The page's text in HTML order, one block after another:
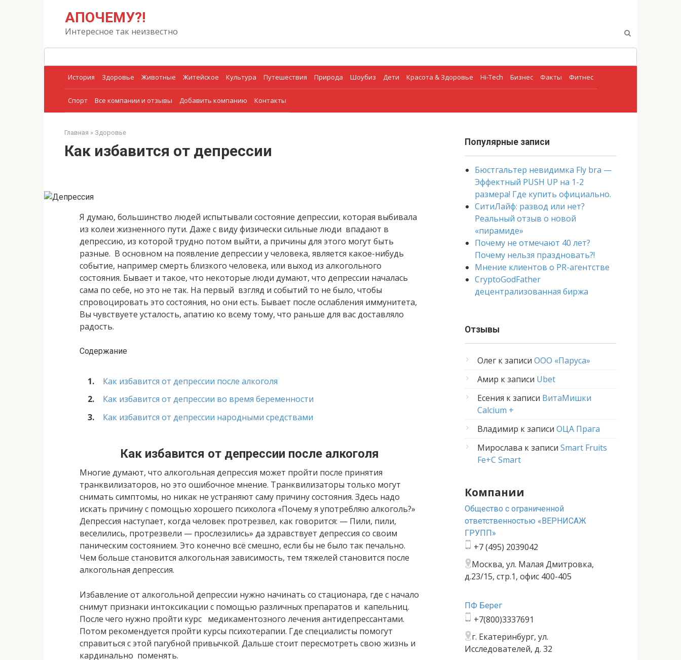
АПОЧЕМУ?!
Интересное так неизвестно
История Здоровье Животные Житейское Культура Путешествия Природа Шоубиз Дети Красота & Здоровье Hi-Tech Бизнес Факты Фитнес
Спорт Все компании и отзывы Добавить компанию Контакты
Главная » Здоровье
Как избавится от депрессии
Я думаю, большинство людей испытывали состояние депрессии, которая выбивала
из колеи жизненного пути. Даже с виду физически сильные люди впадают в
депрессию, из которой трудно потом выйти, а причины для этого могут быть
разные. В основном на появление депрессии у человека, является какое-нибудь
событие, например смерть близкого человека, или выход из алкогольного
состояния. Бывает и такое, что некоторые люди думают, что депрессии началась
сама по себе, но это не так. На первый взгляд и событий то не было, чтобы
спровоцировать это состояния, но они есть. Бывает после ослабления иммунитета,
Вы чувствуете усталость, апатию ко всему тому, что раньше для вас доставляло
радость.
Содержание
Как избавится от депрессии после алкоголя
Как избавится от депрессии во время беременности
Как избавится от депрессии народными средствами
Как избавится от депрессии после алкоголя
Многие думают, что алкогольная депрессия может пройти после принятия
транквилизаторов, но это ошибочное мнение. Транквилизаторы только могут
снимать симптомы, но никак не устраняют саму причину состояния. Здесь надо
искать причину с помощью хорошего психолога «Почему я употребляю алкоголь?»
Депрессия наступает, когда человек протрезвел, как говорится: — Пили, пили,
веселились, протрезвели — прослезились» да здравствует депрессия со своим
паническим состоянием. Это конечно всё смешно, если бы не было так печально.
Чем больше становится алкогольная зависимость, тем тяжелей становится после
алкогольная депрессия.
Избавление от алкогольной депрессии нужно начинать со стационара, где с начало
снимут признаки интоксикации с помощью различных препаратов и капельниц.
После чего нужно пройти курс медикаментозного лечения антидепрессантами.
Потом рекомендуется пройти курсы психотерапии. Где специалисты помогут
справиться с этой пагубной привычкой. Дальше стоит пересмотреть свою жизнь и
кардинально поменять.
Популярные записи
Бюстгальтер невидимка Fly bra —
Эффектный PUSH UP на 1-2
размера! Где купить официально.
СитиЛайф: развод или нет?
Реальный отзыв о новой
«пирамиде»
Почему не отмечают 40 лет?
Почему нельзя праздновать?!
Мнение клиентов о PR-агентстве
CryptoGodFather
децентрализованная биржа
Отзывы
Олег к записи ООО «Паруса»
Амир к записи Ubet
Есения к записи ВитаМишки
Calcium +
Владимир к записи ОЦА Прага
Мирослава к записи Smart Fruits
Fe+C Smart
Компании
Общество с ограниченной
ответственностью «ВЕРНИСАЖ
ГРУПП»
+7 (495) 2039042
Москва, ул. Малая Дмитровка,
д.23/15, стр.1, офис 400-405
ПФ Берег
+7(800)3337691
г. Екатеринбург, ул.
Исследователей, д. 32